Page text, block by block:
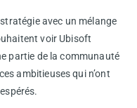
avec un mélange
voir Ubisoft
partie de la communauté
ambitieuses qui n’ont